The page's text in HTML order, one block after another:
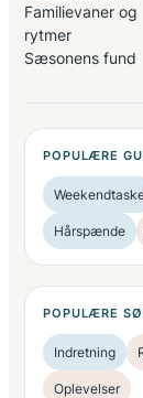
Familievaner og
rytmer
Sæsonens fund
POPULÆRE
Hårspænde
POPULÆRE
Indretning
Oplevelser